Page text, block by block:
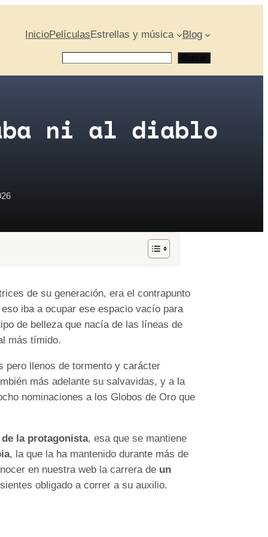
InicioPelículasEstrellas y música Blog
ni al diablo
de su generación, era el contrapunto
iba a ocupar ese espacio vacío para
de belleza que nacía de las líneas de
más tímido.
pero llenos de tormento y carácter
más adelante su salvavidas, y a la
nominaciones a los Globos de Oro que
la protagonista, esa que se mantiene
, la que la ha mantenido durante más de
en nuestra web la carrera de un
obligado a correr a su auxilio.